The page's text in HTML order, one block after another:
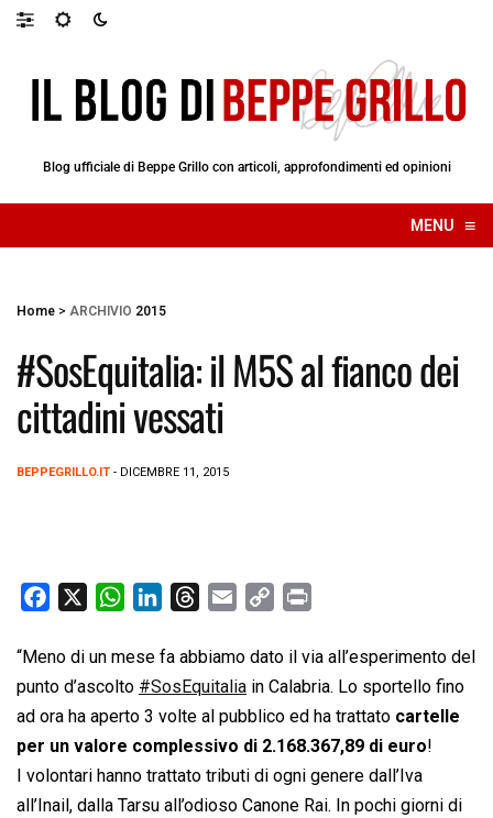
Blog ufficiale di Beppe Grillo con articoli, approfondimenti ed opinioni
MENU ≡
☰
Home > ARCHIVIO 2015
#SosEquitalia: il M5S al fianco dei
cittadini vessati
BEPPEGRILLO.IT - DICEMBRE 11, 2015
c
e
b
o
o
k
W
a
t
s
A
p
p
n
k
e
d
I
n
r
e
a
d
s
a
i
l
p
y
L
i
n
k
i
n
t
“Meno di un mese fa abbiamo dato il via all’esperimento del
punto d’ascolto #SosEquitalia in Calabria. Lo sportello fino
ad ora ha aperto 3 volte al pubblico ed ha trattato cartelle
per un valore complessivo di 2.168.367,89 di euro!
I volontari hanno trattato tributi di ogni genere dall’Iva
all’Inail, dalla Tarsu all’odioso Canone Rai. In pochi giorni di